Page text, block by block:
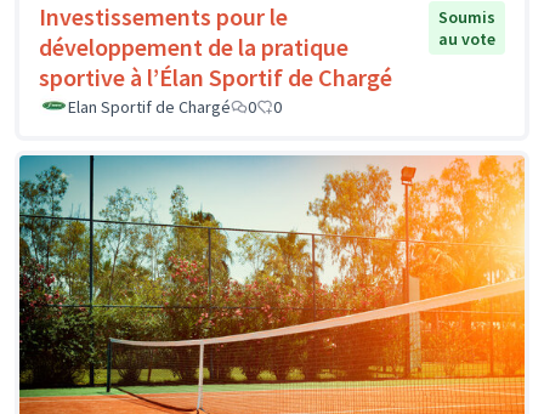
Investissements pour le
développement de la pratique
sportive à l’Élan Sportif de Chargé
Soumis
au vote
Elan Sportif de Chargé 0 0